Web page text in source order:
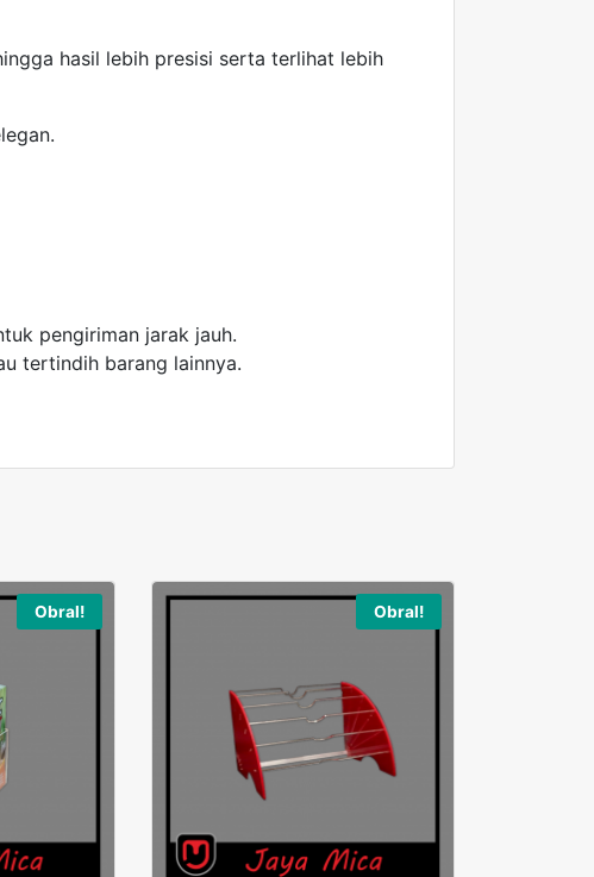
hasil lebih presisi serta terlihat lebih
pengiriman jarak jauh.
tertindih barang lainnya.
Obral! Obral!